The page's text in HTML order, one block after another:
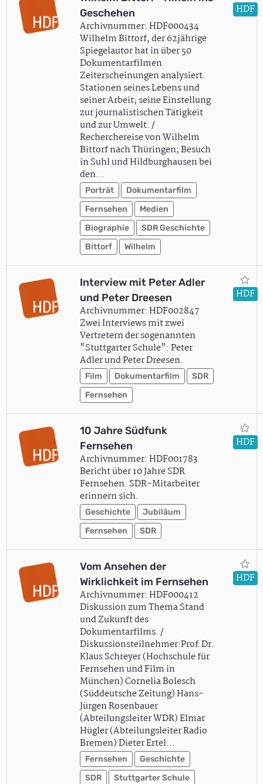
Geschehen
Archivnummer: HDF000434
Wilhelm Bittorf, der 62jährige
Spiegelautor hat in über 50
Dokumentarfilmen
Zeiterscheinungen analysiert.
Stationen seines Lebens und
seiner Arbeit; seine Einstellung
zur journalistischen Tätigkeit
und zur Umwelt. /
Recherchereise von Wilhelm
Bittorf nach Thüringen; Besuch
in Suhl und Hildburghausen bei
den…
Porträt
Dokumentarfilm
Fernsehen
Medien
Biographie
SDR Geschichte
Bittorf
Wilhelm
HDF
Interview mit Peter Adler
und Peter Dreesen
Archivnummer: HDF002847
Zwei Interviews mit zwei
Vertretern der sogenannten
"Stuttgarter Schule": Peter
Adler und Peter Dreesen.
Film Dokumentarfilm
SDR
Fernsehen
HDF
10 Jahre Südfunk
Fernsehen
Archivnummer: HDF001783
Bericht über 10 Jahre SDR
Fernsehen. SDR-Mitarbeiter
erinnern sich.
Geschichte
Jubiläum
Fernsehen
SDR
HDF
Vom Ansehen der
Wirklichkeit im Fernsehen
Archivnummer: HDF000412
Diskussion zum Thema Stand
und Zukunft des
Dokumentarfilms. /
Diskussionsteilnehmer:Prof.Dr.
Klaus Schreyer (Hochschule für
Fernsehen und Film in
München) Cornelia Bolesch
(Süddeutsche Zeitung) Hans-
Jürgen Rosenbauer
(Abteilungsleiter WDR) Elmar
Hügler (Abteilungsleiter Radio
Bremen) Dieter Ertel…
Fernsehen
Geschichte
SDR
Stuttgarter Schule
HDF